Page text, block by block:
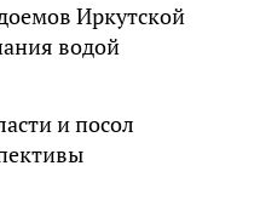
Иркутской
водой
и посол